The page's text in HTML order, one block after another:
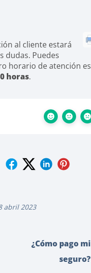
al cliente estará
dudas. Puedes
horario de atención
horas.
abril 2023
¿Cómo pago mi
seguro?